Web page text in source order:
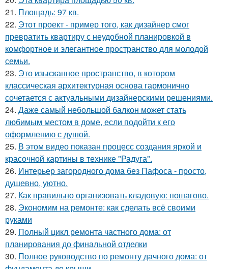
21. Площадь: 97 кв.
22. Этот проект - пример того, как дизайнер смог
превратить квартиру с неудобной планировкой в
комфортное и элегантное пространство для молодой
семьи.
23. Это изысканное пространство, в котором
классическая архитектурная основа гармонично
сочетается с актуальными дизайнерскими решениями.
24. Даже самый небольшой балкон может стать
любимым местом в доме, если подойти к его
оформлению с душой.
25. В этом видео показан процесс создания яркой и
красочной картины в технике "Радуга".
26. Интерьер загородного дома без Пафоса - просто,
душевно, уютно.
27. Как правильно организовать кладовую: пошагово.
28. Экономим на ремонте: как сделать всё своими
руками
29. Полный цикл ремонта частного дома: от
планирования до финальной отделки
30. Полное руководство по ремонту дачного дома: от